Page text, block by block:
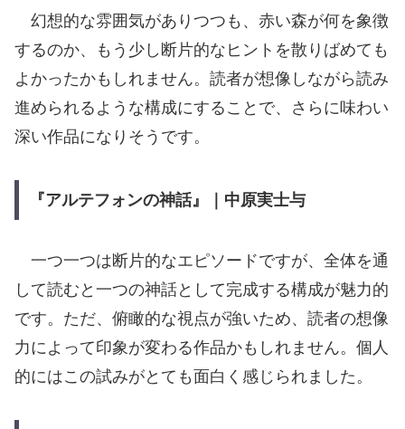
幻想的な雰囲気がありつつも、赤い森が何を象徴
するのか、もう少し断片的なヒントを散りばめても
よかったかもしれません。読者が想像しながら読み
進められるような構成にすることで、さらに味わい
深い作品になりそうです。
『アルテフォンの神話』｜中原実士与
一つ一つは断片的なエピソードですが、全体を通
して読むと一つの神話として完成する構成が魅力的
です。ただ、俯瞰的な視点が強いため、読者の想像
力によって印象が変わる作品かもしれません。個人
的にはこの試みがとても面白く感じられました。